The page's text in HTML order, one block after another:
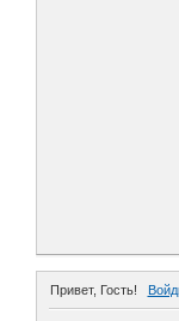
Привет, Гость!